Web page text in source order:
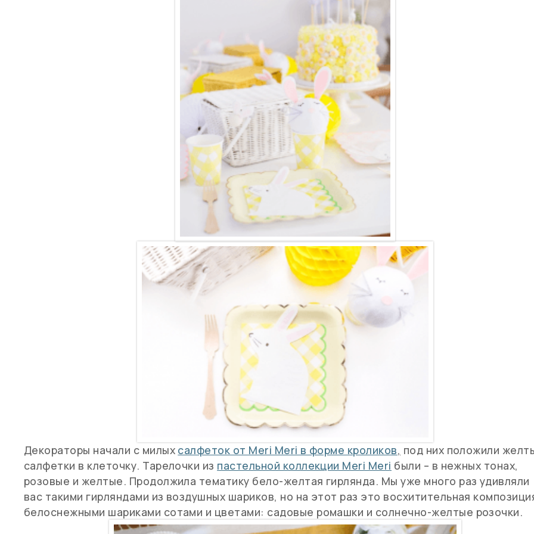
Декораторы начали с милых салфеток от Meri Meri в форме кроликов, под них положили
салфетки в клеточку. Тарелочки из пастельной коллекции Meri Meri были – в нежных тонах,
розовые и желтые. Продолжила тематику бело-желтая гирлянда. Мы уже много раз удивляли
вас такими гирляндами из воздушных шариков, но на этот раз это восхитительная
белоснежными шариками сотами и цветами: садовые ромашки и солнечно-желтые розочки.